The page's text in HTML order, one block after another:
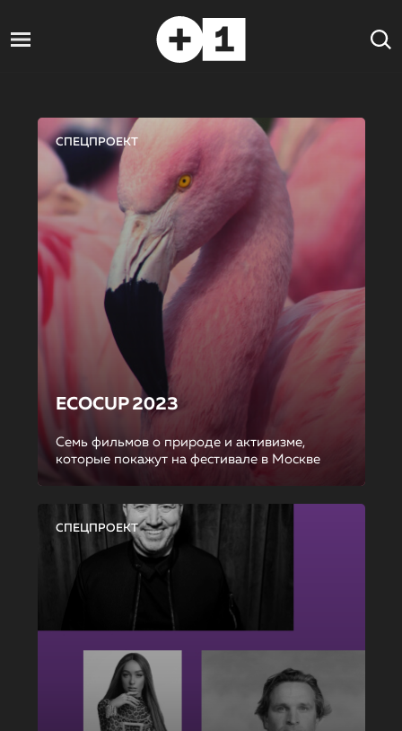
СПЕЦПРОЕКТ
ECOCUP 2023
Семь фильмов о природе и активизме,
которые покажут на фестивале в Москве
СПЕЦПРОЕКТ